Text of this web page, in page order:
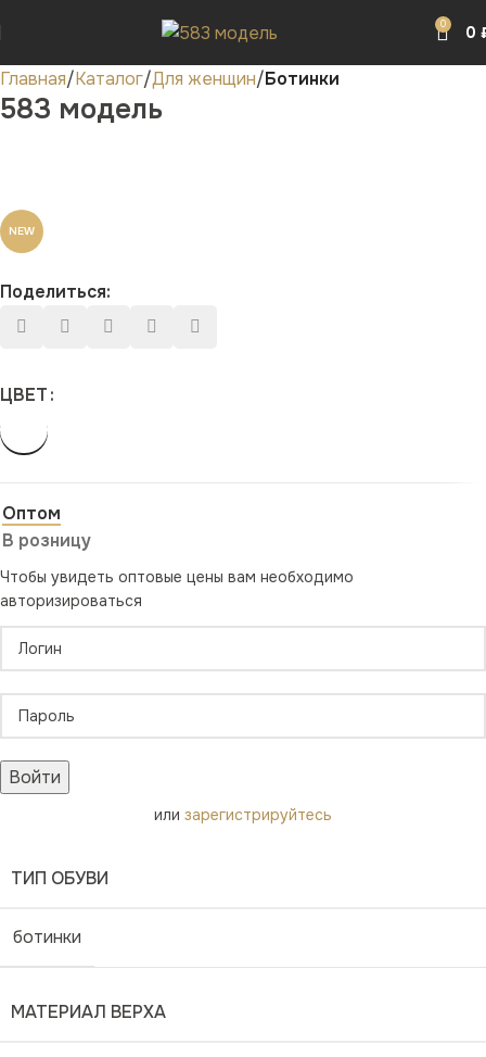
0 0
Главная Каталог Для женщин Ботинки
583 модель
NEW
Поделиться:
ЦВЕТ
Оптом
В розницу
Чтобы увидеть оптовые цены вам необходимо
авторизироваться
Войти
или зарегистрируйтесь
ТИП ОБУВИ
ботинки
МАТЕРИАЛ ВЕРХА